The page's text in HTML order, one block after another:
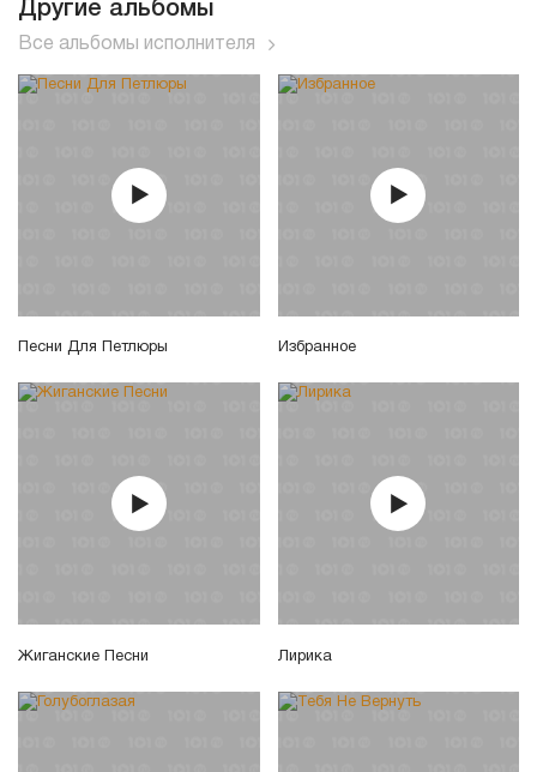
Другие альбомы
Все альбомы исполнителя
Песни Для Петлюры Избранное
Жиганские Песни Лирика